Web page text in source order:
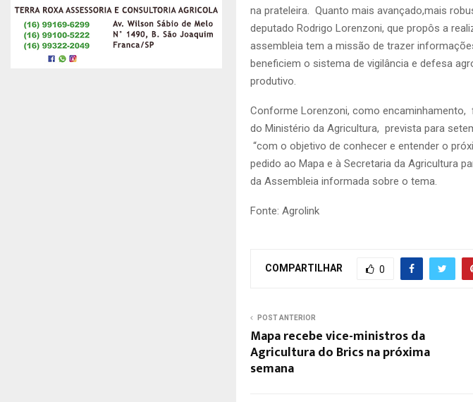
na prateleira. Quanto mais avançado,mais
deputado Rodrigo Lorenzoni, que propôs a
assembleia tem a missão de trazer
beneficiem o sistema de vigilância e defesa
produtivo.
Conforme Lorenzoni, como encaminhamento,
do Ministério da Agricultura, prevista para
“com o objetivo de conhecer e entender o
pedido ao Mapa e à Secretaria da Agricultura
da Assembleia informada sobre o tema.
Fonte: Agrolink
COMPARTILHAR 0
POST ANTERIOR
Mapa recebe vice-ministros da
Agricultura do Brics na próxima
semana